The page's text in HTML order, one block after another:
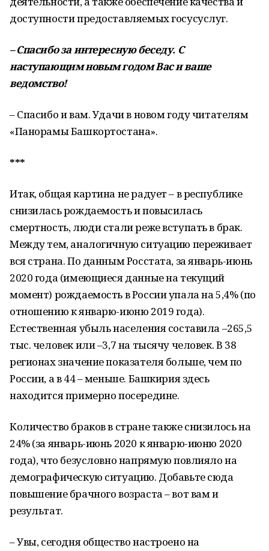
доступности предоставляемых госусуслуг.
–Спасибо за интересную беседу. С
наступающим новым годом Вас и ваше
ведомство!
– Спасибо и вам. Удачи в новом году читателям
«Панорамы Башкортостана».
***
Итак, общая картина не радует – в республике
снизилась рождаемость и повысилась
смертность, люди стали реже вступать в брак.
Между тем, аналогичную ситуацию переживает
вся страна. По данным Росстата, за январь-июнь
2020 года (имеющиеся данные на текущий
момент) рождаемость в России упала на 5,4% (по
отношению к январю-июню 2019 года).
Естественная убыль населения составила –265,5
тыс. человек или –3,7 на тысячу человек. В 38
регионах значение показателя больше, чем по
России, а в 44 – меньше. Башкирия здесь
находится примерно посередине.
Количество браков в стране также снизилось на
24% (за январь-июнь 2020 к январю-июню 2020
года), что безусловно напрямую повлияло на
демографическую ситуацию. Добавьте сюда
повышение брачного возраста – вот вам и
результат.
– Увы, сегодня общество настроено на